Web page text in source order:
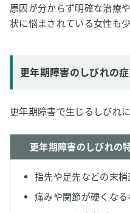
原因が分からず明確な治療
状に悩まされている女性も
更年期障害のしびれの
更年期障害で生じるしびれ
更年期障害のしびれの
指先や足先などの末
痛みや関節が硬くな